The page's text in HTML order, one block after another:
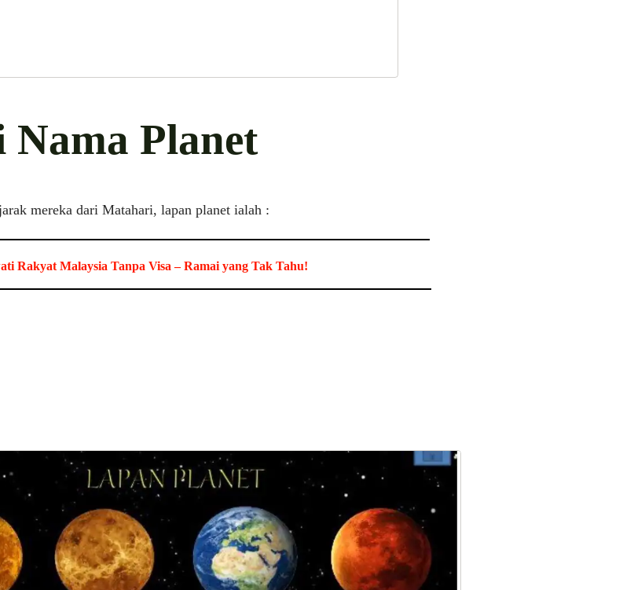
Nama Planet
mereka dari Matahari, lapan planet ialah :
Rakyat Malaysia Tanpa Visa – Ramai yang Tak Tahu!